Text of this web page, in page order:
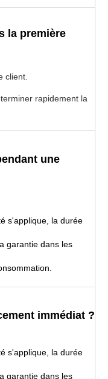
la première
client.
rapidement la
une
s'applique, la durée
garantie dans les
immédiat ?
s'applique, la durée
garantie dans les